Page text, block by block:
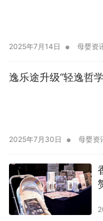
2025年7月14日 • 母婴资
逸乐途升级“轻逸哲
2025年7月30日 • 母婴资